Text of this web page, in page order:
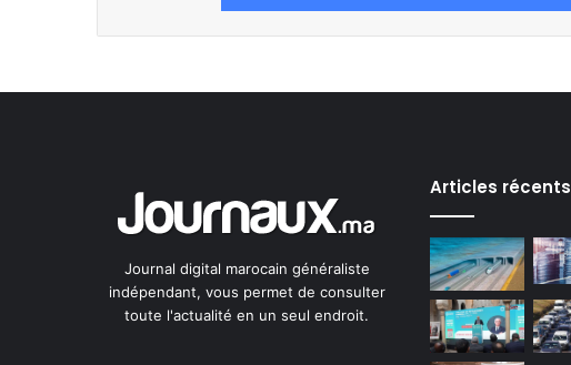
Journal digital marocain généraliste
indépendant, vous permet de consulter
toute l'actualité en un seul endroit.
Articles récents